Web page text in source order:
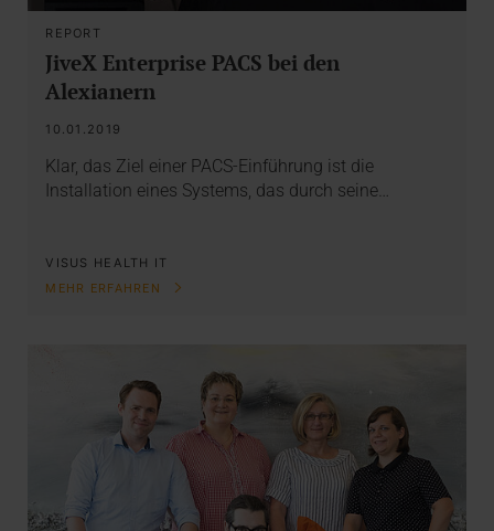
REPORT
JiveX Enterprise PACS bei den
Alexianern
10.01.2019
Klar, das Ziel einer PACS-Einführung ist die
Installation eines Systems, das durch seine…
VISUS HEALTH IT
MEHR ERFAHREN